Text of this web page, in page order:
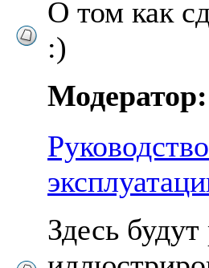
О том как
:)
Модератор:
Здесь